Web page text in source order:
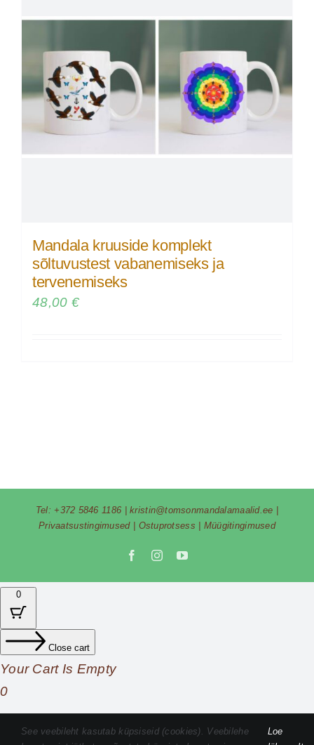
Mandala kruuside komplekt
sõltuvustest vabanemiseks ja
tervenemiseks
48,00 €
Tel: +372 5846 1186 |kristin@tomsonmandalamaalid.ee
Privaatsustingimused| Ostuprotsess Müügitingimused
FacebookInstagramYouTube
0
Close cart
Your Cart Is Empty
0
Check out our shop to see what's available
See veebileht kasutab küpsiseid (cookies). Veebilehe
Loe